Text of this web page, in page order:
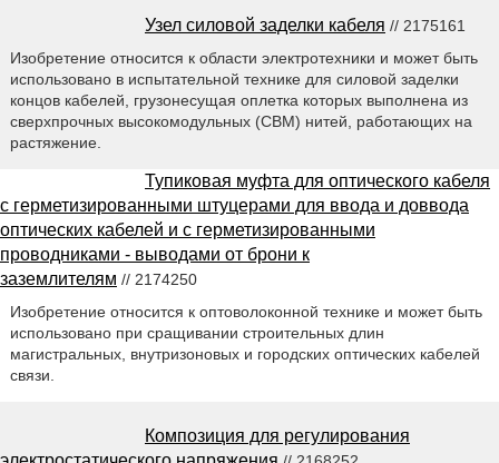
Узел силовой заделки кабеля // 2175161
Изобретение относится к области электротехники и может быть
использовано в испытательной технике для силовой заделки
концов кабелей, грузонесущая оплетка которых выполнена из
сверхпрочных высокомодульных (СВМ) нитей, работающих на
растяжение.
Тупиковая муфта для оптического кабеля
с герметизированными штуцерами для ввода и доввода
оптических кабелей и с герметизированными
проводниками - выводами от брони к
заземлителям // 2174250
Изобретение относится к оптоволоконной технике и может быть
использовано при сращивании строительных длин
магистральных, внутризоновых и городских оптических кабелей
связи.
Композиция для регулирования